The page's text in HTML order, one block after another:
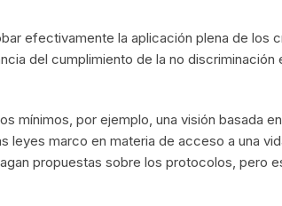
efectivamente la aplicación plena de los
del cumplimiento de la no discriminación
mínimos, por ejemplo, una visión basada
leyes marco en materia de acceso a una
propuestas sobre los protocolos, pero